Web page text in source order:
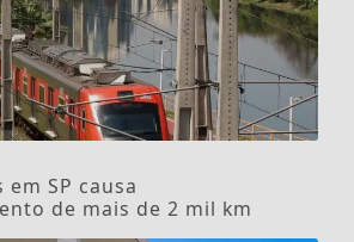
SP causa
de mais de 2 mil km